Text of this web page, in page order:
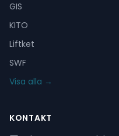
GIS
KITO
Liftket
SWF
Visa alla →
KONTAKT